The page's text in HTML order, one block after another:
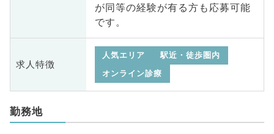
が同等の経験が有る方も応募可能
です。
求人特徴
人気エリア
駅近・徒歩圏内
オンライン診療
勤務地